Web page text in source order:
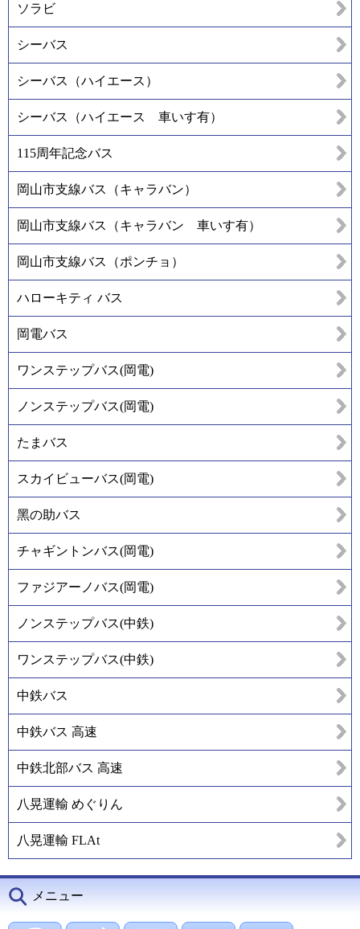
ソラビ
シーバス
シーバス（ハイエース）
シーバス（ハイエース 車いす有）
115周年記念バス
岡山市支線バス（キャラバン）
岡山市支線バス（キャラバン 車いす有）
岡山市支線バス（ポンチョ）
ハローキティ バス
岡電バス
ワンステップバス(岡電)
ノンステップバス(岡電)
たまバス
スカイビューバス(岡電)
黑の助バス
チャギントンバス(岡電)
ファジアーノバス(岡電)
ノンステップバス(中鉄)
ワンステップバス(中鉄)
中鉄バス
中鉄バス 高速
中鉄北部バス 高速
八晃運輸 めぐりん
八晃運輸 FLAt
メニュー